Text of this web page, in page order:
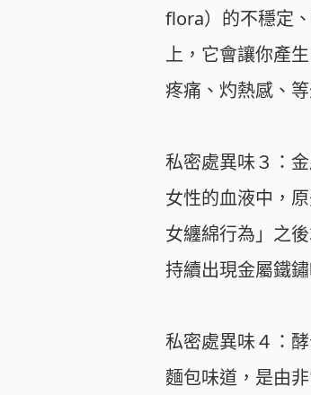
flora）的不穩定
上，它會讓你產
疼痛、灼熱感、
私密處異味３：
女性的血液中，
女纏綿行為」之
持續出現金屬鐵
私密處異味４：
麵包味道，是由